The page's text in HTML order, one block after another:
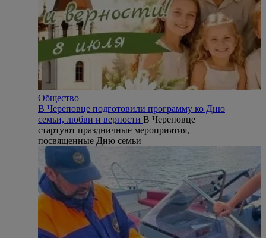
Общество
В Череповце подготовили программу ко Дню
семьи, любви и верности В Череповце
стартуют праздничные мероприятия,
посвященные Дню семьи